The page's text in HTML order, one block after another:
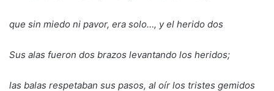
que sin miedo ni pavor, era solo…, y el herido dos
Sus alas fueron dos brazos levantando los heridos;
las balas respetaban sus pasos, al oír los tristes gemidos